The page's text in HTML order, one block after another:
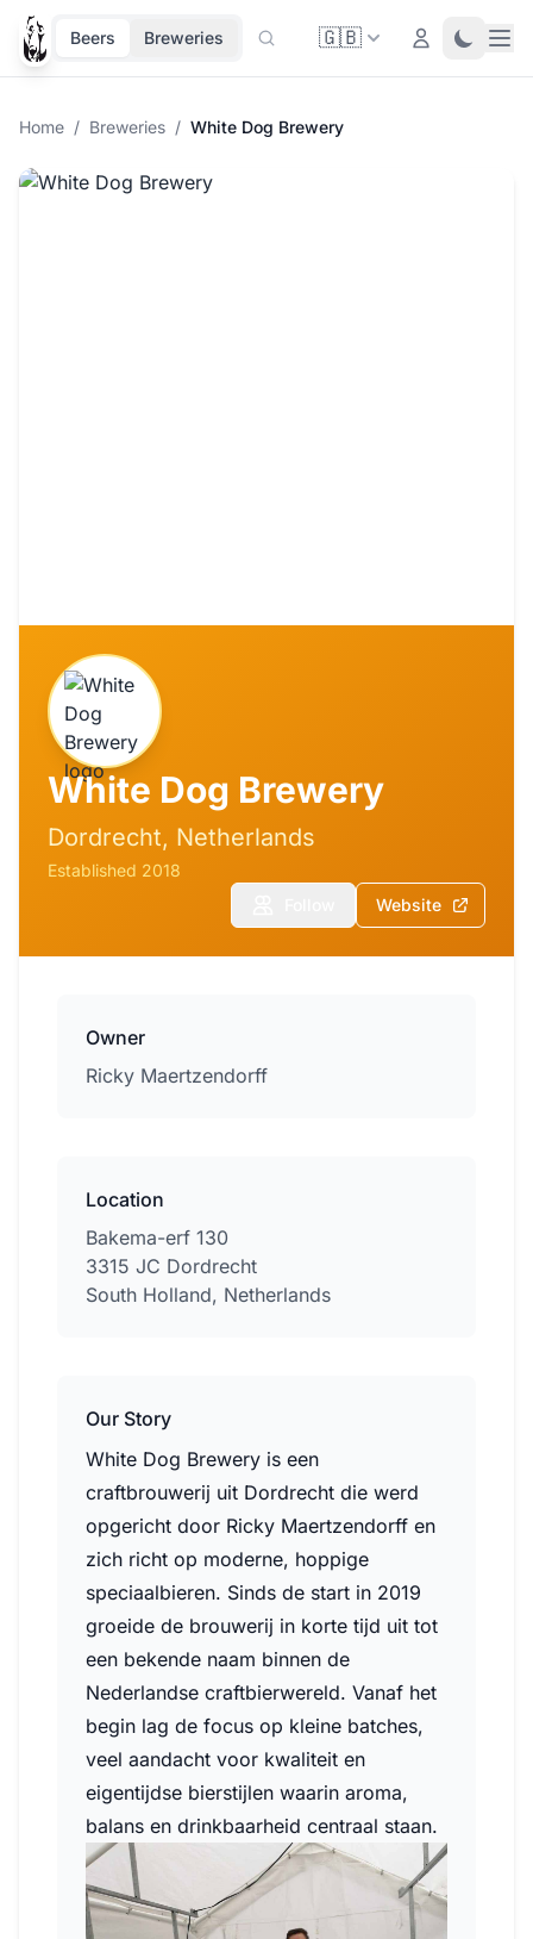
Beers Breweries 🇬🇧 Login Toggle
Home / Breweries / White Dog Brewery
White Dog Brewery
Dordrecht, Netherlands
Established 2018
Website
Owner
Ricky Maertzendorff
Location
Bakema-erf 130
3315 JC Dordrecht
South Holland, Netherlands
Our Story
White Dog Brewery is een
craftbrouwerij uit Dordrecht die werd
opgericht door Ricky Maertzendorff en
zich richt op moderne, hoppige
speciaalbieren. Sinds de start in 2019
groeide de brouwerij in korte tijd uit tot
een bekende naam binnen de
Nederlandse craftbierwereld. Vanaf het
begin lag de focus op kleine batches,
veel aandacht voor kwaliteit en
eigentijdse bierstijlen waarin aroma,
balans en drinkbaarheid centraal staan.